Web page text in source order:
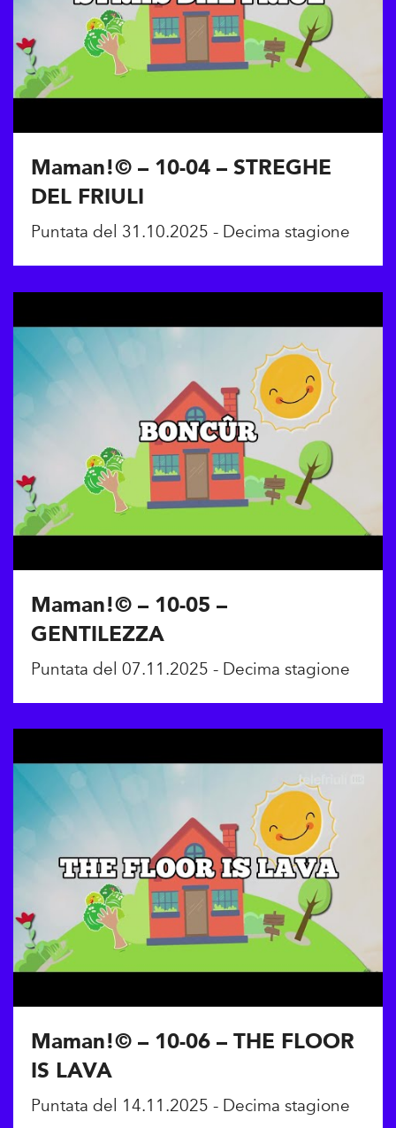
Maman!© – 10-04 – STREGHE
DEL FRIULI
Puntata del 31.10.2025 - Decima stagione
Maman!© – 10-05 –
GENTILEZZA
Puntata del 07.11.2025 - Decima stagione
Maman!© – 10-06 – THE FLOOR
IS LAVA
Puntata del 14.11.2025 - Decima stagione